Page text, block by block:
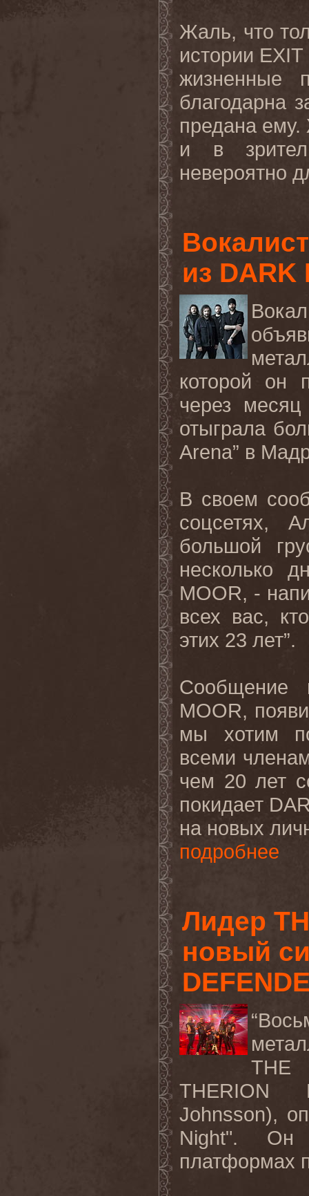
Жаль, что
истории
жизненные
благодарна
предана
и в
невероятно
из DARK
которой он
через
отыграла
Arena” в
В своем
соцсетях,
большой
несколько
MOOR, -
всех вас,
этих 23 лет”.
Сообщение
MOOR,
мы хотим
всеми
чем 20 лет
покидает
на новых
подробнее
Лидер
новый
THE
THERION
Johnsson),
Night". Он
платформах